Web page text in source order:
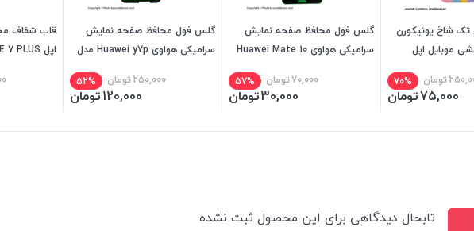
تک شاخ یونیکورن
موبایل اپل
تومان 70%
75,000تومان
گلس فول محافظ صفحه نمایش
سرامیکی هواوی Huawei Mate 10
70,000تومان 57%
30,000تومان
گلس فول محافظ صفحه نمایش
سرامیکی هواوی Huawei y7p مدل
250,000تومان 52%
120,000تومان
قاب شفاف
اپل IPHONE 7 PLUS
تابحال دیدگاهی برای این محصول ثبت نشده